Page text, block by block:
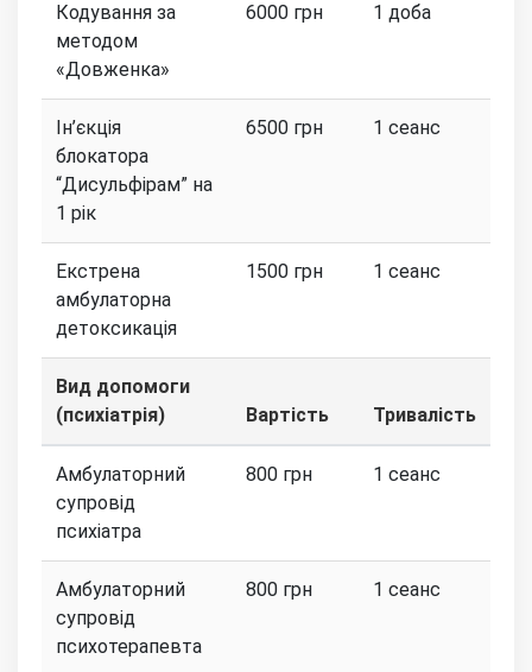
Кодування за
методом
«Довженка»
6000 грн 1 доба
Ін’єкція
блокатора
“Дисульфірам” на
1 рік
6500 грн 1 сеанс
Екстрена
амбулаторна
детоксикація
1500 грн 1 сеанс
Вид допомоги
(психіатрія)
Вартість Тривалість
Амбулаторний
супровід
психіатра
800 грн 1 сеанс
Амбулаторний
супровід
психотерапевта
800 грн 1 сеанс